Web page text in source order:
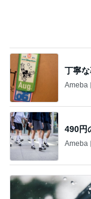
丁寧
Ameba
490円
Ameba